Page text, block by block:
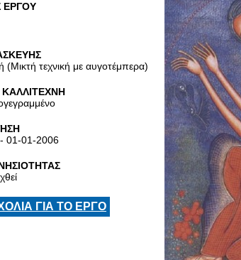
ΕΡΓΟΥ
(Μικτή τεχνική με αυγοτέμπερα)
01-01-2006
ΓΙΑ ΤΟ ΕΡΓΟ